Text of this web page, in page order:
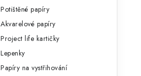
Potištěné papíry
Akvarelové papíry
Project life kartičky
Lepenky
Papíry na vystřihování